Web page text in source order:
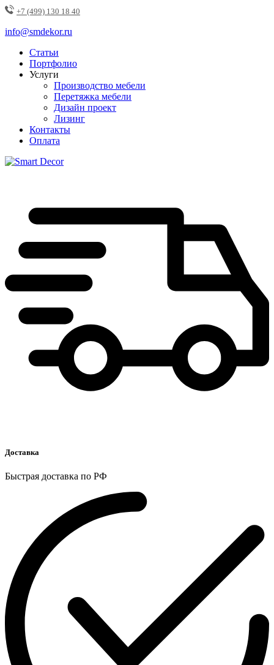
+7 (499) 130 18 40
info@smdekor.ru
Статьи
Портфолио
Услуги
Производство мебели
Перетяжка мебели
Дизайн проект
Лизинг
Контакты
Оплата
Доставка
Быстрая доставка по РФ